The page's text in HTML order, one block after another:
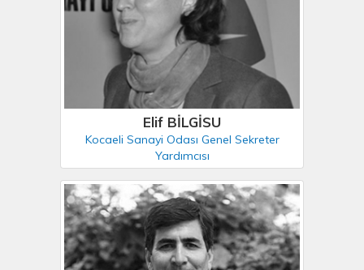
Elif BİLGİSU
Kocaeli Sanayi Odası Genel Sekreter
Yardımcısı